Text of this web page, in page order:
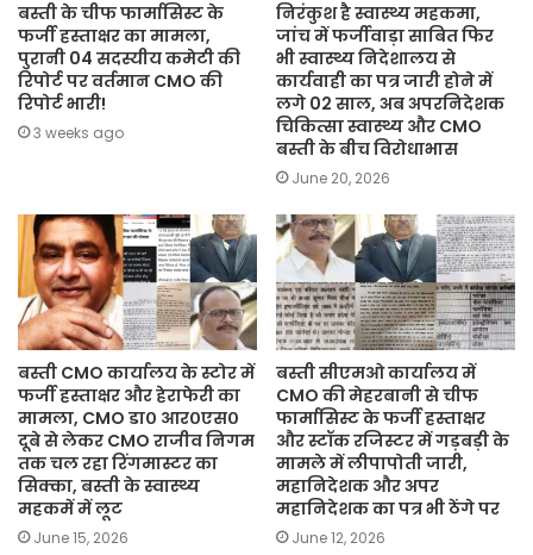
बस्ती के चीफ फार्मासिस्ट के
फर्जी हस्ताक्षर का मामला,
पुरानी 04 सदस्यीय कमेटी की
रिपोर्ट पर वर्तमान CMO की
रिपोर्ट भारी!
3 weeks ago
निरंकुश है स्वास्थ्य महकमा,
जांच में फर्जीवाड़ा साबित फिर
भी स्वास्थ्य निदेशालय से
कार्यवाही का पत्र जारी होने में
लगे 02 साल, अब अपरनिदेशक
चिकित्सा स्वास्थ्य और CMO
बस्ती के बीच विरोधाभास
June 20, 2026
बस्ती CMO कार्यालय के स्टोर में
फर्जी हस्ताक्षर और हेराफेरी का
मामला, CMO डा० आर०एस०
दूबे से लेकर CMO राजीव निगम
तक चल रहा रिंगमास्टर का
सिक्का, बस्ती के स्वास्थ्य
महकमें में लूट
June 15, 2026
बस्ती सीएमओ कार्यालय में
CMO की मेहरबानी से चीफ
फार्मासिस्ट के फर्जी हस्ताक्षर
और स्टॉक रजिस्टर में गड़बड़ी के
मामले में लीपापोती जारी,
महानिदेशक और अपर
महानिदेशक का पत्र भी ठेंगे पर
June 12, 2026